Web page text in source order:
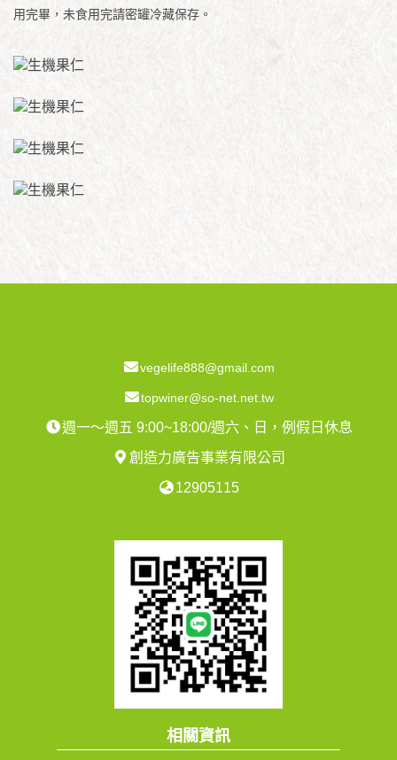
用完畢，未食用完請密罐冷藏保存。
vegelife888@gmail.com
topwiner@so-net.net.tw
週一～週五 9:00~18:00/週六、日，例假日休息
創造力廣告事業有限公司
12905115
相關資訊